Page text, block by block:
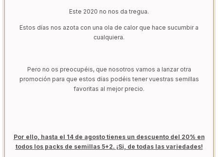
Este 2020 no nos da tregua.
Estos días nos azota con una ola de calor que hace sucumbir a
cualquiera.
Pero no os preocupéis, que nosotros vamos a lanzar otra
promoción para que estos días podéis tener vuestras semillas
favoritas al mejor precio.
Por ello, hasta el 14 de agosto tienes un descuento del 20% en
todos los packs de semillas 5+2. ¡Si, de todas las variedades!